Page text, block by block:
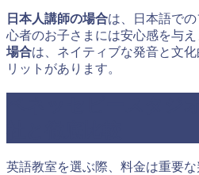
日本人講師の場合は、日本語で
心者のお子さまには安心感を与え
場合は、ネイティブな発音と文
リットがあります。
英語教室を選ぶ際、料金は重要